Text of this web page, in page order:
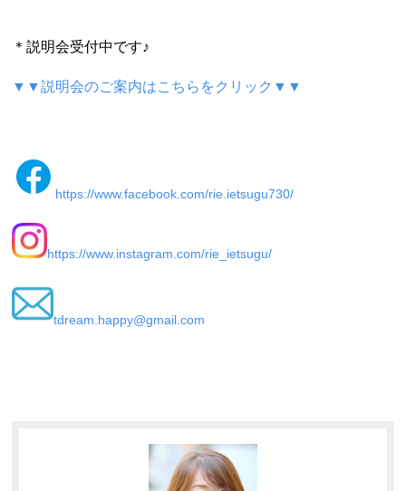
＊説明会受付中です♪
▼▼説明会のご案内はこちらをクリック▼▼
https://www.facebook.com/rie.ietsugu730/
https://www.instagram.com/rie_ietsugu/
tdream.happy@gmail.com